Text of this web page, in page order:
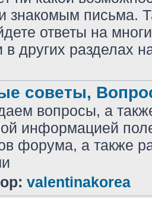
знакомым письма.
ответы на
других разделах
советы,
вопросы, а
информацией
форума, а также
valentinakorea